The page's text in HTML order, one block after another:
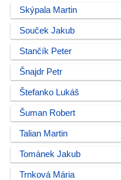
Skýpala Martin
Souček Jakub
Stančík Peter
Šnajdr Petr
Štefanko Lukáš
Šuman Robert
Talian Martin
Tománek Jakub
Trnková Mária